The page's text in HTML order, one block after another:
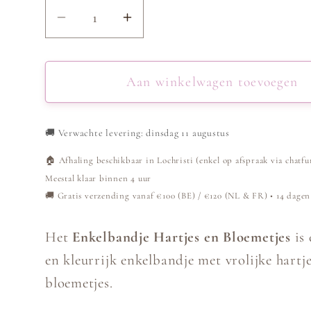
Aantal
verlagen
voor
Enkelbandje
met
en
bloemetjes
-
Goud
Aantal
verhogen
voor
Enkelbandje
met
en
bloemetjes
-
Goud
Aan winkelwagen toevoegen
🚚 Verwachte levering: dinsdag 11 augustus
🏠 Afhaling beschikbaar in Lochristi (enkel op afspraak via
Meestal klaar binnen 4 uur
🚚 Gratis verzending vanaf €100 (BE) / €120 (NL & FR) • 14
Het Enkelbandje Hartjes en Bloemetjes is
en kleurrijk enkelbandje met vrolijke
bloemetjes.